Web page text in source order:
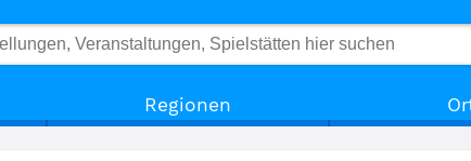
Regionen